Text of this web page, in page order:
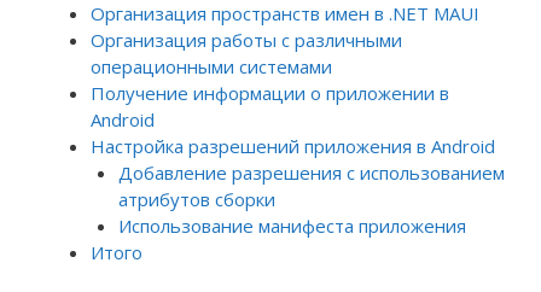
Организация пространств имен в .NET MAUI
Организация работы с различными
операционными системами
Получение информации о приложении в
Android
Настройка разрешений приложения в Android
Добавление разрешения с использованием
атрибутов сборки
Использование манифеста приложения
Итого